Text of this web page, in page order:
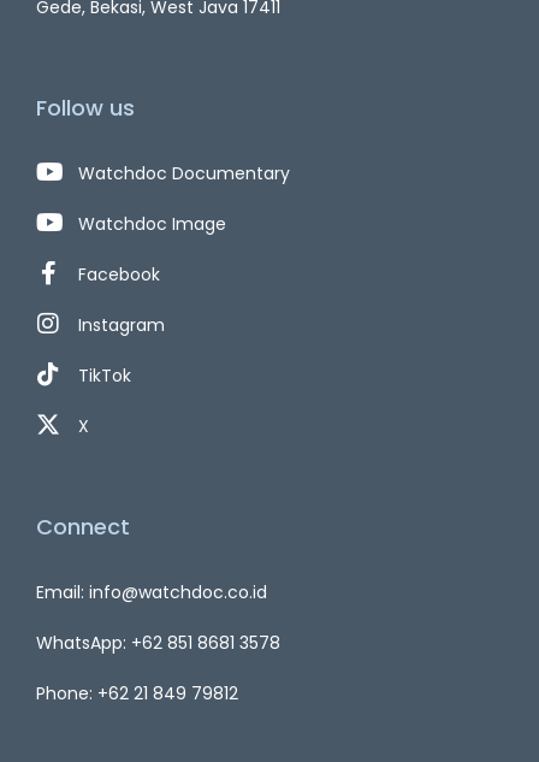
Gede, Bekasi, West Java 17411
Follow us
Watchdoc Documentary
Watchdoc Image
Facebook
Instagram
TikTok
X
Connect
Email: info@watchdoc.co.id
WhatsApp: +62 851 8681 3578
Phone: +62 21 849 79812